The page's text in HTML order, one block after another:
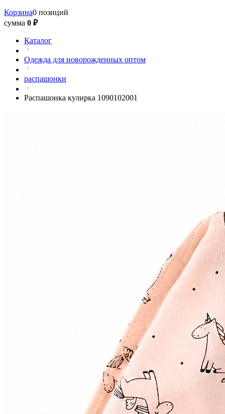
Корзина0 позиций
сумма 0 ₽
Каталог
Одежда для новорожденных оптом
распашонки
Распашонка кулирка 1090102001